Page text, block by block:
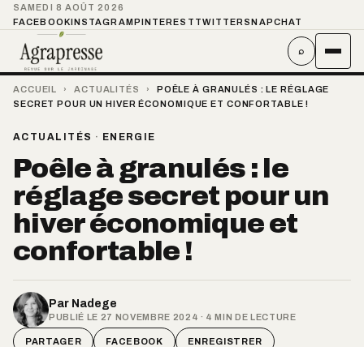
SAMEDI 8 AOÛT 2026
FACEBOOKINSTAGRAMPINTEREST TWITTER SNAPCHAT
⌕
ACCUEIL › ACTUALITÉS ›
POÊLE À GRANULÉS : LE RÉGLAGE
SECRET POUR UN HIVER ÉCONOMIQUE ET CONFORTABLE !
ACTUALITÉS · ENERGIE
Poêle à granulés : le
réglage secret pour un
hiver économique et
confortable !
Par Nadege
PUBLIÉ LE 27 NOVEMBRE 2024 · 4 MIN DE LECTURE
PARTAGER FACEBOOK ENREGISTRER